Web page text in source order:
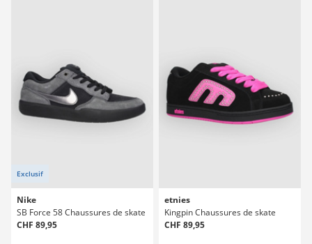
Exclusif
Nike
SB Force 58 Chaussures de skate
CHF 89,95
etnies
Kingpin Chaussures de skate
CHF 89,95